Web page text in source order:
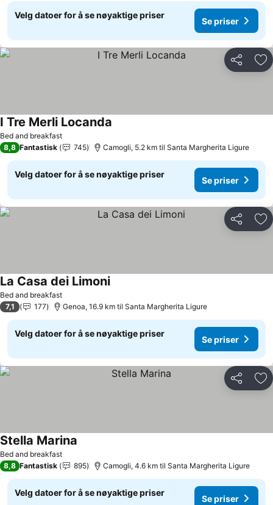
Velg datoer for å se nøyaktige priser
Se priser
Del
Bed and breakfast
I Tre Merli Locanda
8,8 Fantastisk 745 Camogli, 5.2 km til Santa Margherita Ligure
Velg datoer for å se nøyaktige priser
Se priser
Del
Bed and breakfast
La Casa dei Limoni
7,1 177 Genoa, 16.9 km til Santa Margherita Ligure
Velg datoer for å se nøyaktige priser
Se priser
Del
Bed and breakfast
Stella Marina
8,8 Fantastisk 895 Camogli, 4.6 km til Santa Margherita Ligure
Velg datoer for å se nøyaktige priser
Se priser